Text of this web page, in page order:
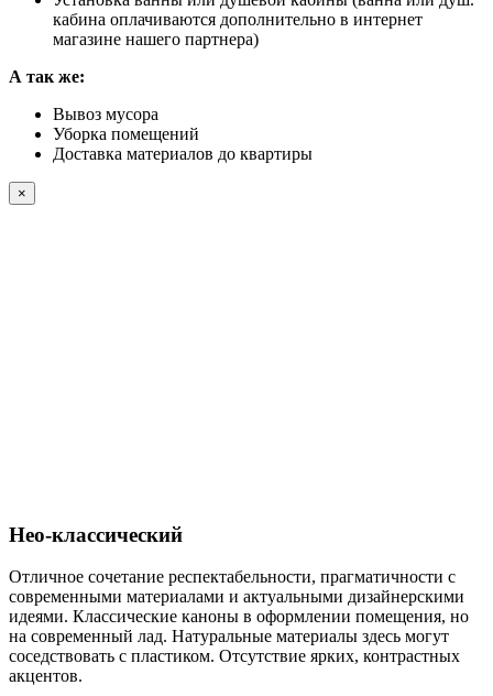
кабина оплачиваются дополнительно в интернет
магазине нашего партнера)
А так же:
Вывоз мусора
Уборка помещений
Доставка материалов до квартиры
×
Нео-классический
Отличное сочетание респектабельности, прагматичности с
современными материалами и актуальными дизайнерскими
идеями. Классические каноны в оформлении помещения, но
на современный лад. Натуральные материалы здесь могут
соседствовать с пластиком. Отсутствие ярких, контрастных
акцентов.